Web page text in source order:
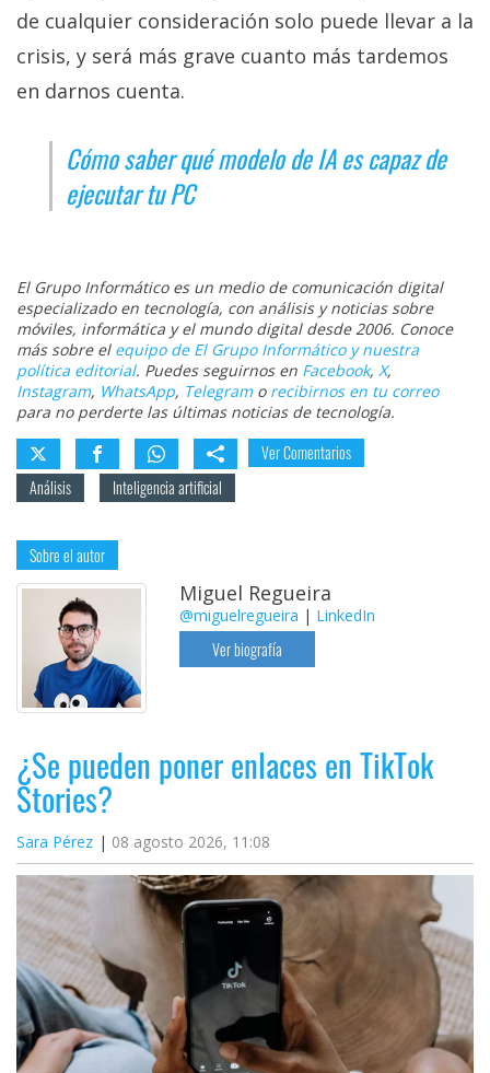
de cualquier consideración solo puede llevar a la
crisis, y será más grave cuanto más tardemos
en darnos cuenta.
Cómo saber qué modelo de IA es capaz de
ejecutar tu PC
El Grupo Informático es un medio de comunicación digital
especializado en tecnología, con análisis y noticias sobre
móviles, informática y el mundo digital desde 2006. Conoce
más sobre el equipo de El Grupo Informático y nuestra
política editorial. Puedes seguirnos en Facebook, X,
Instagram, WhatsApp, Telegramo recibirnos en tu correo
para no perderte las últimas noticias de tecnología.
Ver Comentarios
Análisis
Inteligencia artificial
Sobre el autor
Miguel Regueira
@miguelregueira | LinkedIn
Ver biografía
¿Se pueden poner enlaces en TikTok
Stories?
Sara Pérez 08 agosto 2026, 11:08